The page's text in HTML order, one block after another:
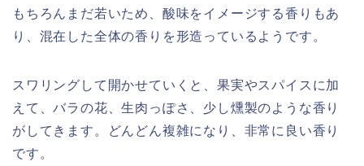
もちろんまだ若いため、酸味をイメージする香りもあ
り、混在した全体の香りを形造っているようです。
スワリングして開かせていくと、果実やスパイスに加
えて、バラの花、生肉っぽさ、少し燻製のような香り
がしてきます。どんどん複雑になり、非常に良い香り
です。